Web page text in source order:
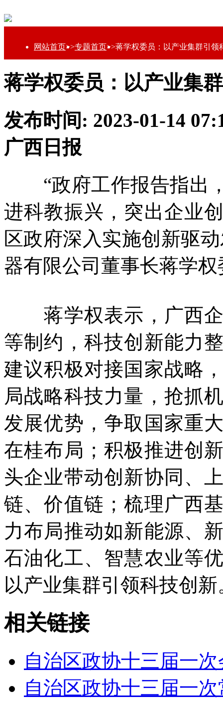
网站首页>>专题首页>>蒋学权委员：以产业集群引领
蒋学权委员：以产业集
发布时间: 2023-01-14
广西日报
“政府工作报告指出，
进科教振兴，突出企业
区政府深入实施创新驱
器有限公司董事长蒋学
蒋学权表示，广西企
等制约，科技创新能力
建议积极对接国家战略
局战略科技力量，抢抓
发展优势，争取国家重
在桂布局；积极推进创
头企业带动创新协同、
链、价值链；梳理广西
力布局推动如新能源、
石油化工、智慧农业等
以产业集群引领科技创
相关链接
自治区政协十三届一
自治区政协十三届一